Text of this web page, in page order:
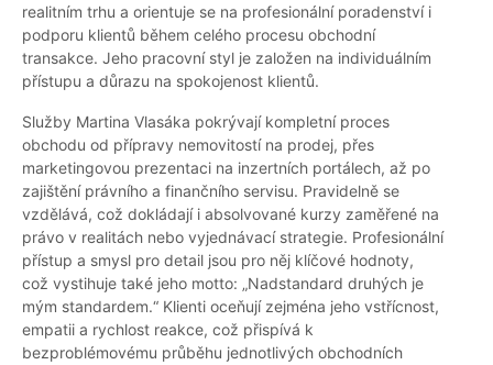
realitním trhu a orientuje se na profesionální poradenství i
podporu klientů během celého procesu obchodní
transakce. Jeho pracovní styl je založen na individuálním
přístupu a důrazu na spokojenost klientů.
Služby Martina Vlasáka pokrývají kompletní proces
obchodu od přípravy nemovitostí na prodej, přes
marketingovou prezentaci na inzertních portálech, až po
zajištění právního a finančního servisu. Pravidelně se
vzdělává, což dokládají i absolvované kurzy zaměřené na
právo v realitách nebo vyjednávací strategie. Profesionální
přístup a smysl pro detail jsou pro něj klíčové hodnoty,
což vystihuje také jeho motto: „Nadstandard druhých je
mým standardem.“ Klienti oceňují zejména jeho vstřícnost,
empatii a rychlost reakce, což přispívá k
bezproblémovému průběhu jednotlivých obchodních